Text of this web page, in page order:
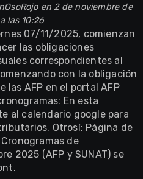
en 2 de noviembre de
las 10:26
07/11/2025, comienzan
las obligaciones
correspondientes al
con la obligación
las AFP en el portal AFP
En esta
al calendario google para
Otrosí: Página de
de
2025 (AFP y SUNAT) se